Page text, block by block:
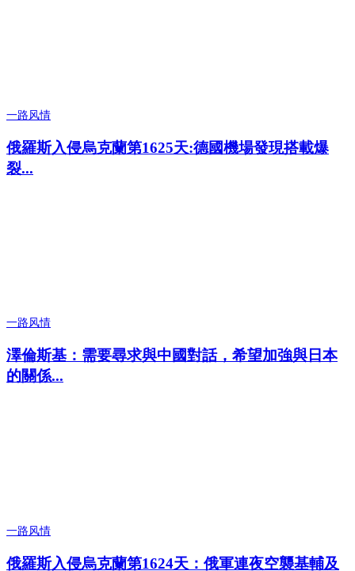
一路风情
俄羅斯入侵烏克蘭第1625天:德國機場發現搭載爆
裂...
一路风情
澤倫斯基：需要尋求與中國對話，希望加強與日本
的關係...
一路风情
俄羅斯入侵烏克蘭第1624天：俄軍連夜空襲基輔及